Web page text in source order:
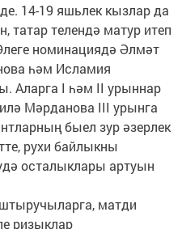
14-19 яшьлек кызлар да
телендә матур итеп
номинациядә Әлмәт
һәм Исламия
Аларга I һәм II урыннар
Мәрданова III урынга
быел зур әзерлек
рухи байлыкны
осталыклары артуын
матди
ризыклар